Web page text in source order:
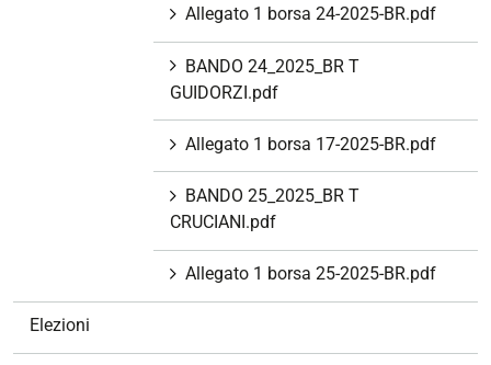
Allegato 1 borsa 24-2025-BR.pdf
BANDO 24_2025_BR T
GUIDORZI.pdf
Allegato 1 borsa 17-2025-BR.pdf
BANDO 25_2025_BR T
CRUCIANI.pdf
Allegato 1 borsa 25-2025-BR.pdf
Elezioni